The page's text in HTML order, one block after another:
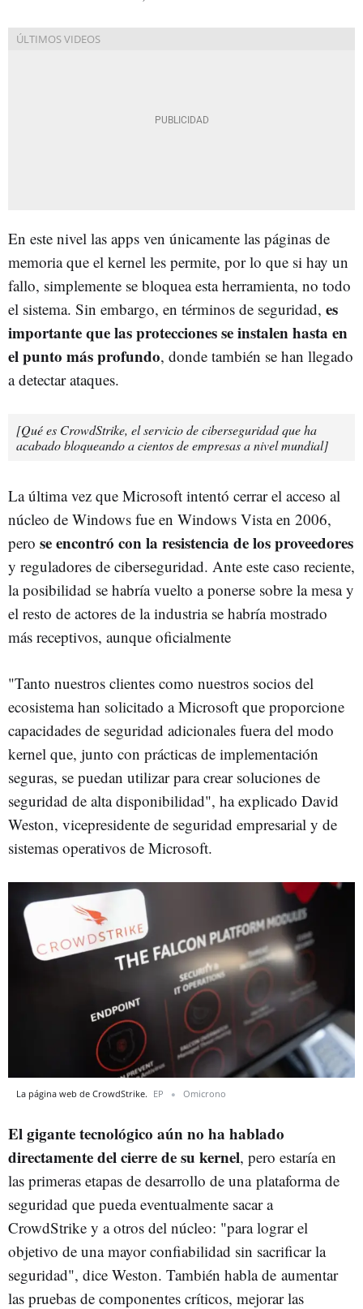
En este nivel las apps ven únicamente las páginas de
memoria que el kernel les permite, por lo que si hay un
fallo, simplemente se bloquea esta herramienta, no todo
el sistema. Sin embargo, en términos de seguridad, es
importante que las protecciones se instalen hasta en
el punto más profundo, donde también se han llegado
a detectar ataques.
[Qué es CrowdStrike, el servicio de ciberseguridad que ha
acabado bloqueando a cientos de empresas a nivel mundial]
La última vez que Microsoft intentó cerrar el acceso al
núcleo de Windows fue en Windows Vista en 2006,
pero se encontró con la resistencia de los proveedores
y reguladores de ciberseguridad. Ante este caso reciente,
la posibilidad se habría vuelto a ponerse sobre la mesa y
el resto de actores de la industria se habría mostrado
más receptivos, aunque oficialmente
"Tanto nuestros clientes como nuestros socios del
ecosistema han solicitado a Microsoft que proporcione
capacidades de seguridad adicionales fuera del modo
kernel que, junto con prácticas de implementación
seguras, se puedan utilizar para crear soluciones de
seguridad de alta disponibilidad", ha explicado David
Weston, vicepresidente de seguridad empresarial y de
sistemas operativos de Microsoft.
La página web de CrowdStrike. EP Omicrono
El gigante tecnológico aún no ha hablado
directamente del cierre de su kernel, pero estaría en
las primeras etapas de desarrollo de una plataforma de
seguridad que pueda eventualmente sacar a
CrowdStrike y a otros del núcleo: "para lograr el
objetivo de una mayor confiabilidad sin sacrificar la
seguridad", dice Weston. También habla de aumentar
las pruebas de componentes críticos, mejorar las